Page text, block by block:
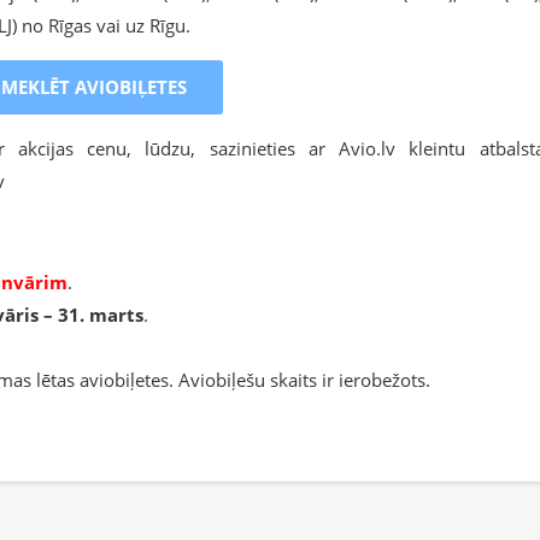
no Rīgas vai uz Rīgu.
MEKLĒT AVIOBIĻETES
akcijas cenu, lūdzu, sazinieties ar Avio.lv kleintu
.
– 31. marts.
lētas aviobiļetes. Aviobiļešu skaits ir ierobežots.